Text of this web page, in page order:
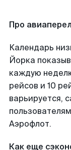
Про
Календарь
Йорка
каждую
рейсов и 10
варьируется,
Аэрофлот.
Как еще